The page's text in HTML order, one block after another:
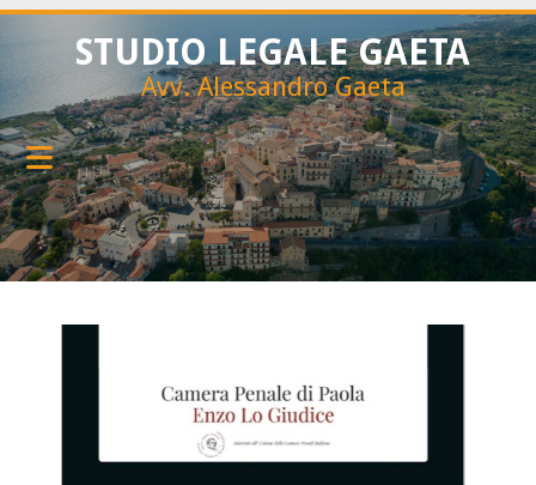
STUDIO LEGALE GAETA
Avv. Alessandro Gaeta